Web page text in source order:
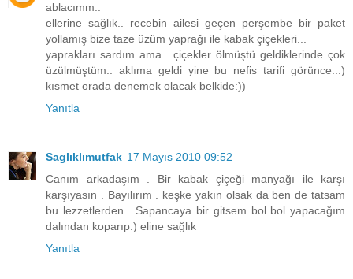
ablacımm..
ellerine sağlık.. recebin ailesi geçen perşembe bir paket
yollamış bize taze üzüm yaprağı ile kabak çiçekleri...
yaprakları sardım ama.. çiçekler ölmüştü geldiklerinde çok
üzülmüştüm.. aklıma geldi yine bu nefis tarifi görünce..:)
kısmet orada denemek olacak belkide:))
Yanıtla
Saglıklımutfak 17 Mayıs 2010 09:52
Canım arkadaşım . Bir kabak çiçeği manyağı ile karşı
karşıyasın . Bayılırım . keşke yakın olsak da ben de tatsam
bu lezzetlerden . Sapancaya bir gitsem bol bol yapacağım
dalından koparıp:) eline sağlık
Yanıtla